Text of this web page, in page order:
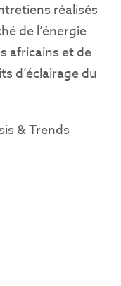
réalisés
de l’énergie
africains et de
d’éclairage du
& Trends